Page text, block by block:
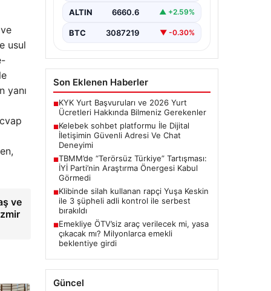
usul
yanı
ve
Günümüzde…
ALTIN 6660.6 ▲ +2.59%
BTC 3087219 ▼ -0.30%
Son Eklenen Haberler
■KYK Yurt Başvuruları ve 2026 Yurt
Ücretleri Hakkında Bilmeniz Gerekenler
■Kelebek sohbet platformu İle Dijital
İletişimin Güvenli Adresi Ve Chat
Deneyimi
■TBMM’de “Terörsüz Türkiye” Tartışması:
İYİ Parti’nin Araştırma Önergesi Kabul
Görmedi
■Klibinde silah kullanan rapçi Yuşa Keskin
ile 3 şüpheli adli kontrol ile serbest
bırakıldı
■Emekliye ÖTV’siz araç verilecek mi, yasa
çıkacak mı? Milyonlarca emekli
beklentiye girdi
Güncel